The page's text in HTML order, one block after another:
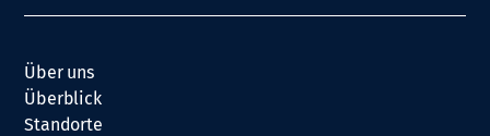
Über uns
Überblick
Standorte